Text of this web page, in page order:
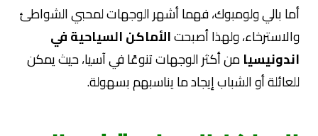
أما بالي ولومبوك، فهما أشهر الوجهات لمحبي الشواطئ
والاسترخاء، ولهذا أصبحتالأماكن السياحية في
اندونيسيامن أكثر الوجهات تنوعًا في آسيا، حيث يمكن
للعائلة أو الشباب إيجاد ما يناسبهم بسهولة.